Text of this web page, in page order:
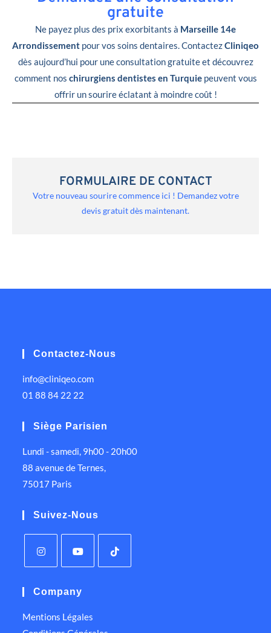
gratuite
Ne payez plus des prix exorbitants à Marseille 14e
Arrondissement pour vos soins dentaires. ContactezCliniqeo
dès aujourd’hui pour une consultation gratuite et découvrez
comment nos chirurgiens dentistes en Turquiepeuvent vous
offrir un sourire éclatant à moindre coût !
FORMULAIRE DE CONTACT
Votre nouveau sourire commence ici ! Demandez votre
devis gratuit dès maintenant.
Contactez-Nous
info@cliniqeo.com
01 88 84 22 22
Siège Parisien
Lundi - samedi, 9h00 - 20h00
88 avenue de Ternes,
75017 Paris
Suivez-Nous
Company
Mentions Légales